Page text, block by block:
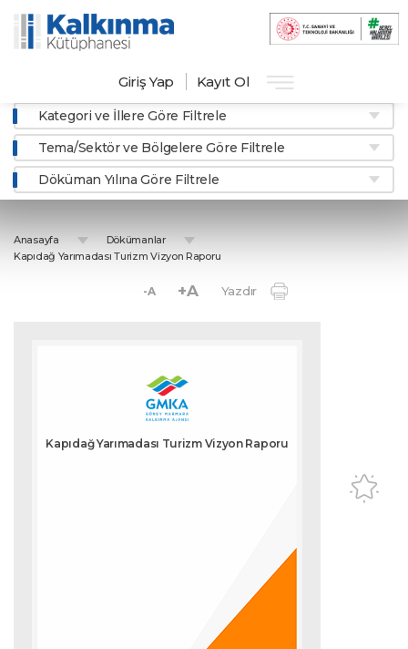
Giriş Yap Kayıt Ol
Kategori ve İllere Göre Filtrele
Tema/Sektör ve Bölgelere Göre Filtrele
Döküman Yılına Göre Filtrele
Anasayfa
Dökümanlar
Kapıdağ Yarımadası Turizm Vizyon Raporu
-A +A Yazdır
Kapıdağ Yarımadası Turizm Vizyon Raporu